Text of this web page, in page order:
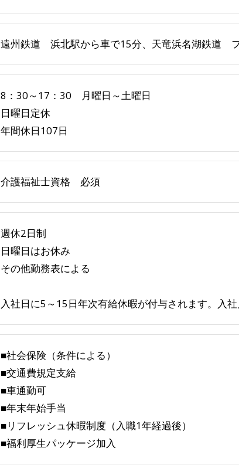
遠州鉄道 浜北駅から車で15分、天竜浜名湖鉄道
8：30～17：30 月曜日～土曜日
日曜日定休
年間休日107日
介護福祉士資格 必須
週休2日制
日曜日はお休み
その他勤務表による
入社日に5～15日年次有給休暇が付与されます。入社
■社会保険（条件による）
■交通費規定支給
■車通勤可
■年末年始手当
■リフレッシュ休暇制度（入職1年経過後）
■福利厚生パッケージ加入